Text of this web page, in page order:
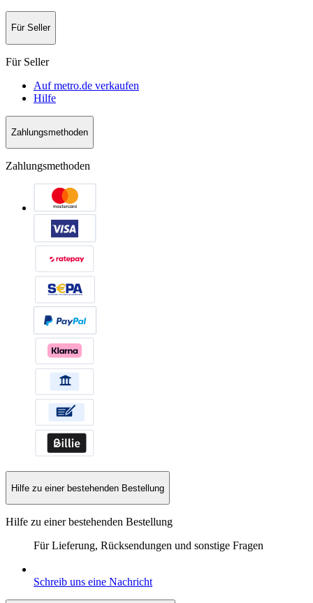
Für Seller
Für Seller
Auf metro.de verkaufen
Hilfe
Zahlungsmethoden
Zahlungsmethoden
Hilfe zu einer bestehenden Bestellung
Hilfe zu einer bestehenden Bestellung
Für Lieferung, Rücksendungen und sonstige Fragen
Schreib uns eine Nachricht